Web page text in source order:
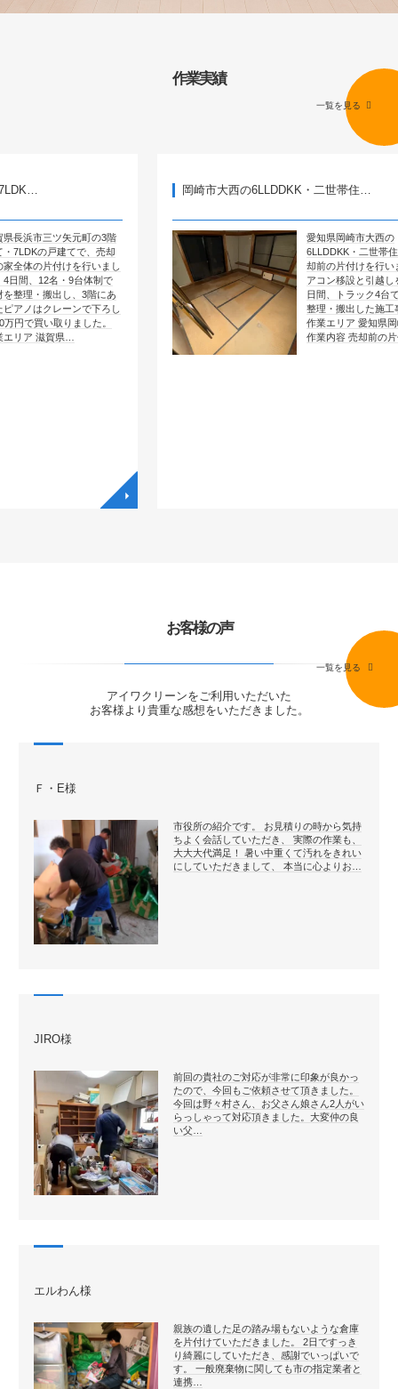
作業実績
一覧を見る
元町の3階
てで、売却
を行いまし
9台体制で
、3階にあ
ンで下ろし
ました。
…
岡崎市大西の6LLDDKK・二世帯住…
愛知県岡崎市大西の
6LLDDKK・二世帯住宅で、売
却前の片付けを行いました。エ
アコン移設と引越しを含めて4
日間、トラック4台で全部屋を
整理・搬出した施工事例です。
作業エリア 愛知県岡崎市大西
作業内容 売却前の片付け …
お客様の声
アイワクリーンをご利用いただいた
お客様より貴重な感想をいただきました。
一覧を見る
Ｆ・E様
市役所の紹介です。 お見積りの時から気持
ちよく会話していただき、 実際の作業も、
大大大代満足！ 暑い中重くて汚れをきれい
にしていただきまして、 本当に心よりお…
JIRO様
前回の貴社のご対応が非常に印象が良かっ
たので、今回もご依頼させて頂きました。
今回は野々村さん、お父さん娘さん2人がい
らっしゃって対応頂きました。大変仲の良
い父…
エルわん様
親族の遺した足の踏み場もないような倉庫
を片付けていただきました。 2日ですっき
り綺麗にしていただき、感謝でいっぱいで
す。 一般廃棄物に関しても市の指定業者と
連携…